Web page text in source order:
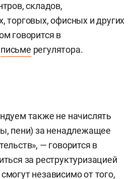
складов,
торговых, офисных и других
говорится в
письме регулятора.